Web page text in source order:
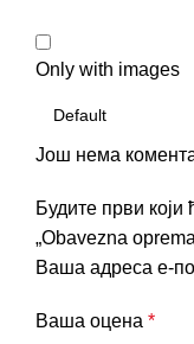
Only with images
Још нема
Будите први који
„Obavezna
Ваша адреса е-
Ваша оцена *